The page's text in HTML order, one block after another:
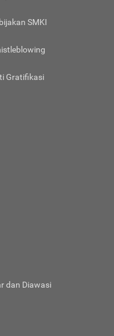
SMKI
Gratifikasi
dan Diawasi